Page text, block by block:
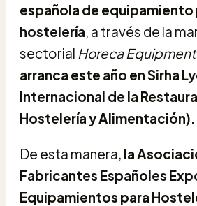
española de equipamiento
hostelería, a través de la
sectorial Horeca
arranca este año en Sirha
Internacional de la
Hostelería y Alimentación).
De esta manera, la
Fabricantes Españoles
Equipamientos para